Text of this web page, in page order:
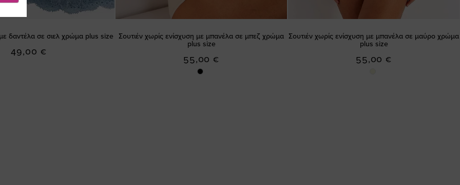
δαντέλα σε σιελ χρώμα plus size
49,00 €
Σουτιέν χωρίς ενίσχυση με μπανέλα σε μπεζ χρώμα
plus size
55,00 €
Σουτιέν χωρίς ενίσχυση με μπανέλα σε μαύρο χρώμα
plus size
55,00 €